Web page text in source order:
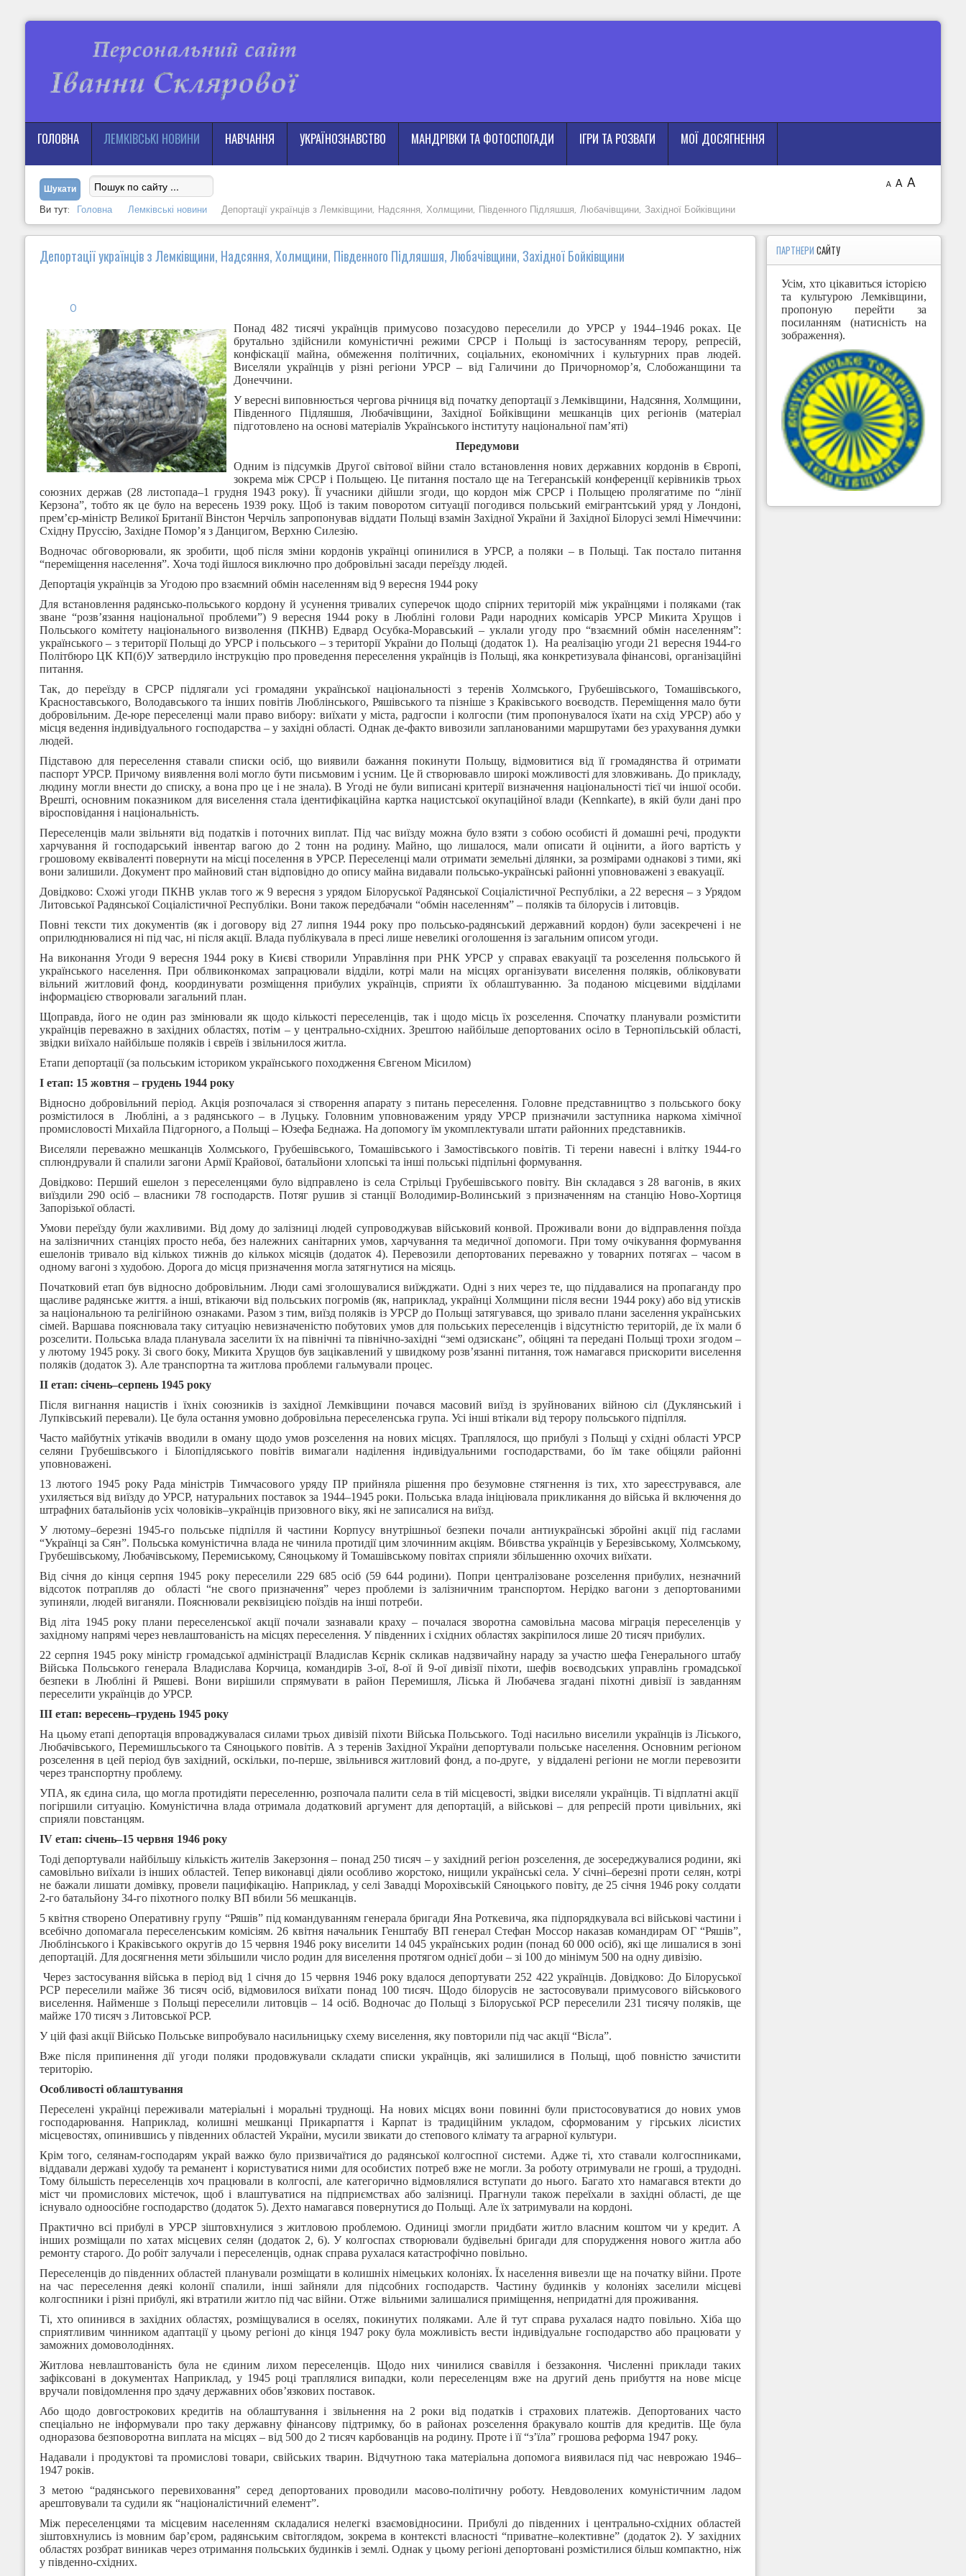
ГОЛОВНА ЛЕМКІВСЬКІ НОВИНИ НАВЧАННЯ УКРАЇНОЗНАВСТВО МАНДРІВКИ ТА ФОТОСПОГАДИ ІГРИ ТА РОЗВАГИ МОЇ ДОСЯГНЕННЯ
Ви тут: Головна Лемківські новини Депортації українців з Лемківщини, Надсяння, Холмщини, Південного Підляшшя, Любачівщини, Західної Бойківщини
A A A
Депортації українців з Лемківщини, Надсяння, Холмщини, Південного Підляшшя, Любачівщини, Західної Бойківщини
0
Понад 482 тисячі українців примусово позасудово переселили до УРСР у 1944–1946 роках. Це
брутально здійснили комуністичні режими СРСР і Польщі із застосуванням терору, репресій,
конфіскації майна, обмеження політичних, соціальних, економічних і культурних прав людей.
Виселяли українців у різні регіони УРСР – від Галичини до Причорномор’я, Слобожанщини та
Донеччини.
У вересні виповнюється чергова річниця від початку депортації з Лемківщини, Надсяння, Холмщини,
Південного Підляшшя, Любачівщини, Західної Бойківщини мешканців цих регіонів (матеріал
підготовлено на основі матеріалів Українського інституту національної пам’яті)
Передумови
Одним із підсумків Другої світової війни стало встановлення нових державних кордонів в Європі,
зокрема між СРСР і Польщею. Це питання постало ще на Тегеранській конференції керівників трьох
союзних держав (28 листопада–1 грудня 1943 року). Її учасники дійшли згоди, що кордон між СРСР і Польщею пролягатиме по “лінії
Керзона”, тобто як це було на вересень 1939 року. Щоб із таким поворотом ситуації погодився польський емігрантський уряд у Лондоні,
прем’єр-міністр Великої Британії Вінстон Черчіль запропонував віддати Польщі взамін Західної України й Західної Білорусі землі Німеччини:
Східну Пруссію, Західне Помор’я з Данцигом, Верхню Силезію.
Водночас обговорювали, як зробити, щоб після зміни кордонів українці опинилися в УРСР, а поляки – в Польщі. Так постало питання
“переміщення населення”. Хоча тоді йшлося виключно про добровільні засади переїзду людей.
Депортація українців за Угодою про взаємний обмін населенням від 9 вересня 1944 року
Для встановлення радянсько-польського кордону й усунення тривалих суперечок щодо спірних територій між українцями і поляками (так
зване “розв’язання національної проблеми”) 9 вересня 1944 року в Любліні голови Ради народних комісарів УРСР Микита Хрущов і
Польського комітету національного визволення (ПКНВ) Едвард Осубка-Моравський – уклали угоду про “взаємний обмін населенням”:
українського – з території Польщі до УРСР і польського – з території України до Польщі (додаток 1). На реалізацію угоди 21 вересня 1944-го
Політбюро ЦК КП(б)У затвердило інструкцію про проведення переселення українців із Польщі, яка конкретизувала фінансові, організаційні
питання.
Так, до переїзду в СРСР підлягали усі громадяни української національності з теренів Холмського, Грубешівського, Томашівського,
Красноставського, Володавського та інших повітів Люблінського, Ряшівського та пізніше з Краківського воєводств. Переміщення мало бути
добровільним. Де-юре переселенці мали право вибору: виїхати у міста, радгоспи і колгоспи (тим пропонувалося їхати на схід УРСР) або у
місця ведення індивідуального господарства – у західні області. Однак де-факто вивозили запланованими маршрутами без урахування думки
людей.
Підставою для переселення ставали списки осіб, що виявили бажання покинути Польщу, відмовитися від її громадянства й отримати
паспорт УРСР. Причому виявлення волі могло бути письмовим і усним. Це й створювавло широкі можливості для зловживань. До прикладу,
людину могли внести до списку, а вона про це і не знала). В Угоді не були виписані критерії визначення національності тієї чи іншої особи.
Врешті, основним показником для виселення стала ідентифікаційна картка нацистської окупаційної влади (Kennkarte), в якій були дані про
віросповідання і національність.
Переселенців мали звільняти від податків і поточних виплат. Під час виїзду можна було взяти з собою особисті й домашні речі, продукти
харчування й господарський інвентар вагою до 2 тонн на родину. Майно, що лишалося, мали описати й оцінити, а його вартість у
грошовому еквіваленті повернути на місці поселення в УРСР. Переселенці мали отримати земельні ділянки, за розмірами однакові з тими, які
вони залишили. Документ про майновий стан відповідно до опису майна видавали польсько-українські районні уповноважені з евакуації.
Довідково: Схожі угоди ПКНВ уклав того ж 9 вересня з урядом Білоруської Радянської Соціалістичної Республіки, а 22 вересня – з Урядом
Литовської Радянської Соціалістичної Республіки. Вони також передбачали “обмін населенням” – поляків та білорусів і литовців.
Повні тексти тих документів (як і договору від 27 липня 1944 року про польсько-радянський державний кордон) були засекречені і не
оприлюднювалися ні під час, ні після акції. Влада публікувала в пресі лише невеликі оголошення із загальним описом угоди.
На виконання Угоди 9 вересня 1944 року в Києві створили Управління при РНК УРСР у справах евакуації та розселення польського й
українського населення. При облвиконкомах запрацювали відділи, котрі мали на місцях організувати виселення поляків, обліковувати
вільний житловий фонд, координувати розміщення прибулих українців, сприяти їх облаштуванню. За поданою місцевими відділами
інформацією створювали загальний план.
Щоправда, його не один раз змінювали як щодо кількості переселенців, так і щодо місць їх розселення. Спочатку планували розмістити
українців переважно в західних областях, потім – у центрально-східних. Зрештою найбільше депортованих осіло в Тернопільській області,
звідки виїхало найбільше поляків і євреїв і звільнилося житла.
Етапи депортації (за польським істориком українського походження Євгеном Місилом)
І етап: 15 жовтня – грудень1944 року
Відносно добровільний період. Акція розпочалася зі створення апарату з питань переселення. Головне представництво з польського боку
розмістилося в Любліні, а з радянського – в Луцьку. Головним уповноваженим уряду УРСР призначили заступника наркома хімічної
промисловості Михайла Підгорного, а Польщі – Юзефа Беднажа. На допомогу їм укомплектували штати районних представників.
Виселяли переважно мешканців Холмського, Грубешівського, Томашівського і Замостівського повітів. Ті терени навесні і влітку 1944-го
сплюндрували й спалили загони Армії Крайової, батальйони хлопські та інші польські підпільні формування.
Довідково: Перший ешелон з переселенцями було відправлено із села Стрільці Грубешівського повіту. Він складався з 28 вагонів, в яких
виїздили 290 осіб – власники 78 господарств. Потяг рушив зі станції Володимир-Волинський з призначенням на станцію Ново-Хортиця
Запорізької області.
Умови переїзду були жахливими. Від дому до залізниці людей супроводжував військовий конвой. Проживали вони до відправлення поїзда
на залізничних станціях просто неба, без належних санітарних умов, харчування та медичної допомоги. При тому очікування формування
ешелонів тривало від кількох тижнів до кількох місяців (додаток 4). Перевозили депортованих переважно у товарних потягах – часом в
одному вагоні з худобою. Дорога до місця призначення могла затягнутися на місяць.
Початковий етап був відносно добровільним. Люди самі зголошувалися виїжджати. Одні з них через те, що піддавалися на пропаганду про
щасливе радянське життя. а інші, втікаючи від польських погромів (як, наприклад, українці Холмщини після весни 1944 року) або від утисків
за національною та релігійною ознаками. Разом з тим, виїзд поляків із УРСР до Польщі затягувався, що зривало плани заселення українських
сімей. Варшава пояснювала таку ситуацію невизначеністю побутових умов для польських переселенців і відсутністю територій, де їх мали б
розселити. Польська влада планувала заселити їх на північні та північно-західні “земі одзисканє”, обіцяні та передані Польщі трохи згодом –
у лютому 1945 року. Зі свого боку, Микита Хрущов був зацікавлений у швидкому розв’язанні питання, тож намагався прискорити виселення
поляків (додаток 3). Але транспортна та житлова проблеми гальмували процес.
ІІ етап: січень–серпень1945 року
Після вигнання нацистів і їхніх союзників із західної Лемківщини почався масовий виїзд із зруйнованих війною сіл (Дуклянський і
Лупківський перевали). Це була остання умовно добровільна переселенська група. Усі інші втікали від терору польського підпілля.
Часто майбутніх утікачів вводили в оману щодо умов розселення на нових місцях. Траплялося, що прибулі з Польщі у східні області УРСР
селяни Грубешівського і Білопідляського повітів вимагали наділення індивідуальними господарствами, бо їм таке обіцяли районні
уповноважені.
13 лютого 1945 року Рада міністрів Тимчасового уряду ПР прийняла рішення про безумовне стягнення із тих, хто зареєструвався, але
ухиляється від виїзду до УРСР, натуральних поставок за 1944–1945 роки. Польська влада ініціювала прикликання до війська й включення до
штрафних батальйонів усіх чоловіків–українців призовного віку, які не записалися на виїзд.
У лютому–березні 1945-го польське підпілля й частини Корпусу внутрішньої безпеки почали антиукраїнські збройні акції під гаслами
“Українці за Сян”. Польська комуністична влада не чинила протидії цим злочинним акціям. Вбивства українців у Березівському, Холмському,
Грубешівському, Любачівському, Перемиському, Сяноцькому й Томашівському повітах сприяли збільшенню охочих виїхати.
Від січня до кінця серпня 1945 року переселили 229 685 осіб (59 644 родини). Попри централізоване розселення прибулих, незначний
відсоток потрапляв до області “не свого призначення” через проблеми із залізничним транспортом. Нерідко вагони з депортованими
зупиняли, людей виганяли. Пояснювали реквізицією поїздів на інші потреби.
Від літа 1945 року плани переселенської акції почали зазнавали краху – почалася зворотна самовільна масова міграція переселенців у
західному напрямі через невлаштованість на місцях переселення. У південних і східних областях закріпилося лише 20 тисяч прибулих.
22 серпня 1945 року міністр громадської адміністрації Владислав Кєрнік скликав надзвичайну нараду за участю шефа Генерального штабу
Війська Польського генерала Владислава Корчица, командирів 3-ої, 8-ої й 9-ої дивізії піхоти, шефів воєводських управлінь громадської
безпеки в Любліні й Ряшеві. Вони вирішили спрямувати в район Перемишля, Ліська й Любачева згадані піхотні дивізії із завданням
переселити українців до УРСР.
ІІІ етап: вересень–грудень1945 року
На цьому етапі депортація впроваджувалася силами трьох дивізій піхоти Війська Польського. Тоді насильно виселили українців із Ліського,
Любачівського, Перемишльського та Сяноцького повітів. А з теренів Західної України депортували польське населення. Основним регіоном
розселення в цей період був західний, оскільки, по-перше, звільнився житловий фонд, а по-друге, у віддалені регіони не могли перевозити
через транспортну проблему.
УПА, як єдина сила, що могла протидіяти переселенню, розпочала палити села в тій місцевості, звідки виселяли українців. Ті відплатні акції
погіршили ситуацію. Комуністична влада отримала додатковий аргумент для депортацій, а військові – для репресій проти цивільних, які
сприяли повстанцям.
ІV етап: січень–15 червня1946 року
Тоді депортували найбільшу кількість жителів Закерзоння – понад 250 тисяч – у західний регіон розселення, де зосереджувалися родини, які
самовільно виїхали із інших областей. Тепер виконавці діяли особливо жорстоко, нищили українські села. У січні–березні проти селян, котрі
не бажали лишати домівку, провели пацифікацію. Наприклад, у селі Завадці Морохівській Сяноцького повіту, де 25 січня 1946 року солдати
2-го батальйону 34-го піхотного полку ВП вбили 56 мешканців.
5 квітня створено Оперативну групу “Ряшів” під командуванням генерала бригади Яна Роткевича, яка підпорядкувала всі військові частини і
всебічно допомагала переселенським комісіям. 26 квітня начальник Генштабу ВП генерал Стефан Моссор наказав командирам ОГ “Ряшів”,
Люблінського і Краківського округів до 15 червня 1946 року виселити 14 045 українських родин (понад 60 000 осіб), які ще лишалися в зоні
депортацій. Для досягнення мети збільшили число родин для виселення протягом однієї доби – зі 100 до мінімум 500 на одну дивізію.
Через застосування війська в період від 1 січня до 15 червня 1946 року вдалося депортувати 252 422 українців. Довідково: До Білоруської
РСР переселили майже 36 тисяч осіб, відмовилося виїхати понад 100 тисяч. Щодо білорусів не застосовували примусового військового
виселення. Найменше з Польщі переселили литовців – 14 осіб. Водночас до Польщі з Білоруської РСР переселили 231 тисячу поляків, ще
майже 170 тисяч з Литовської РСР.
У цій фазі акції Військо Польське випробувало насильницьку схему виселення, яку повторили під час акції “Вісла”.
Вже після припинення дії угоди поляки продовжували складати списки українців, які залишилися в Польщі, щоб повністю зачистити
територію.
Особливості облаштування
Переселені українці переживали матеріальні і моральні труднощі. На нових місцях вони повинні були пристосовуватися до нових умов
господарювання. Наприклад, колишні мешканці Прикарпаття і Карпат із традиційним укладом, сформованим у гірських лісистих
місцевостях, опинившись у південних областей України, мусили звикати до степового клімату та аграрної культури.
Крім того, селянам-господарям украй важко було призвичаїтися до радянської колгоспної системи. Адже ті, хто ставали колгоспниками,
віддавали державі худобу та реманент і користуватися ними для особистих потреб вже не могли. За роботу отримували не гроші, а трудодні.
Тому більшість переселенців хоч працювали в колгоспі, але категорично відмовлялися вступати до нього. Багато хто намагався втекти до
міст чи промислових містечок, щоб і влаштуватися на підприємствах або залізниці. Прагнули також переїхали в західні області, де ще
існувало одноосібне господарство (додаток 5). Дехто намагався повернутися до Польщі. Але їх затримували на кордоні.
Практично всі прибулі в УРСР зіштовхнулися з житловою проблемою. Одиниці змогли придбати житло власним коштом чи у кредит. А
інших розміщали по хатах місцевих селян (додаток 2, 6). У колгоспах створювали будівельні бригади для спорудження нового житла або
ремонту старого. До робіт залучали і переселенців, однак справа рухалася катастрофічно повільно.
Переселенців до південних областей планували розміщати в колишніх німецьких колоніях. Їх населення вивезли ще на початку війни. Проте
на час переселення деякі колонії спалили, інші зайняли для підсобних господарств. Частину будинків у колоніях заселили місцеві
колгоспники і різні прибулі, які втратили житло під час війни. Отже вільними залишалися приміщення, непридатні для проживання.
Ті, хто опинився в західних областях, розміщувалися в оселях, покинутих поляками. Але й тут справа рухалася надто повільно. Хіба що
сприятливим чинником адаптації у цьому регіоні до кінця 1947 року була можливість вести індивідуальне господарство або працювати у
заможних домоволодіннях.
Житлова невлаштованість була не єдиним лихом переселенців. Щодо них чинилися свавілля і беззаконня. Численні приклади таких
зафіксовані в документах Наприклад, у 1945 році траплялися випадки, коли переселенцям вже на другий день прибуття на нове місце
вручали повідомлення про здачу державних обов’язкових поставок.
Або щодо довгострокових кредитів на облаштування і звільнення на 2 роки від податків і страхових платежів. Депортованих часто
спеціально не інформували про таку державну фінансову підтримку, бо в районах розселення бракувало коштів для кредитів. Ще була
одноразова безповоротна виплата на місцях – від 500 до 2 тисяч карбованців на родину. Проте і її “з’їла” грошова реформа 1947 року.
Надавали і продуктові та промислові товари, свійських тварин. Відчутною така матеріальна допомога виявилася під час неврожаю 1946–
1947 років.
З метою “радянського перевиховання” серед депортованих проводили масово-політичну роботу. Невдоволених комуністичним ладом
арештовували та судили як “націоналістичний елемент”.
Між переселенцями та місцевим населенням складалися нелегкі взаємовідносини. Прибулі до південних і центрально-східних областей
зіштовхнулись із мовним бар’єром, радянським світоглядом, зокрема в контексті власності “приватне–колективне” (додаток 2). У західних
областях розбрат виникав через отримання польських будинків і землі. Однак у цьому регіоні депортовані розмістилися більш компактно, ніж
у південно-східних.
ПАРТНЕРИСАЙТУ
Усім, хто цікавиться історією
та культурою Лемківщини,
пропоную перейти за
посиланням (натисність на
зображення).